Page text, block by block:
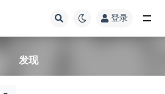
登录
发现